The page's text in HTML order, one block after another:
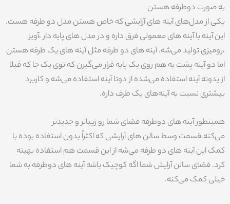
به صورت دوطرفه هستن
یکی از مدل‌های آینه های آرایشی که خاص هستن مدل دو طرفه هست.
این آینه با آینه های معمولی فرق داره و در مدل های پایه دار ،آویز
،رومیزی تولید می‌شه. آینه های دو طرفه مثل آینه های یک طرفه هستن
اما دو آینه پشت به هم روی یک پایه قرار می‌گیرن که توی یک جا که قبلا
از یدونه آینه استفاده می‌شده از دوتا آینه استفاده می‌شه و کاربرد
بیشتری نسبت به آینه‌های یک طرف داره.
همینطور آینه های دوطرفه فضای شما رو زیباتر و جدیدتر
می‌کنه.قسمت وسط سالن های آرایشی که اکثراً بدون استفاده بوده با
کمک این آینه های دو طرفه می‌شه از این قسمت هم استفاده بهینه
کرد. فضای سالن آرایش شما اگه کوچیک باشه آینه های دوطرفه به شما
خیلی کمک می‌کنه.